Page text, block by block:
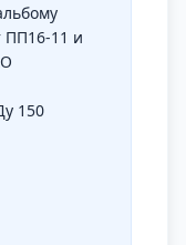
ПП16-11 и
150